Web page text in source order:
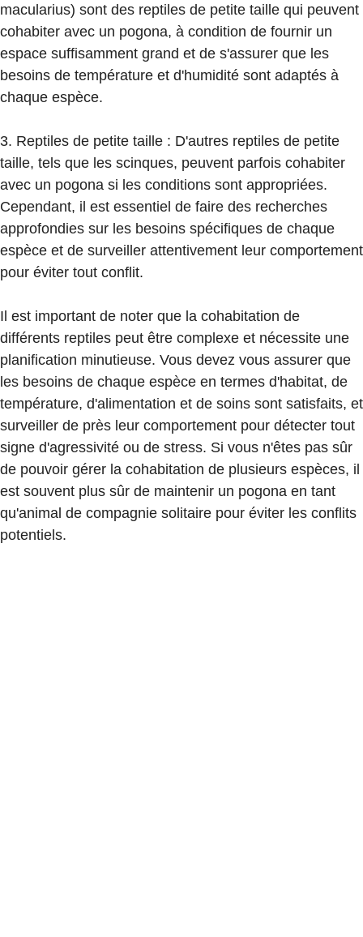
macularius) sont des reptiles de petite taille qui peuvent
cohabiter avec un pogona, à condition de fournir un
espace suffisamment grand et de s'assurer que les
besoins de température et d'humidité sont adaptés à
chaque espèce.
3. Reptiles de petite taille : D'autres reptiles de petite
taille, tels que les scinques, peuvent parfois cohabiter
avec un pogona si les conditions sont appropriées.
Cependant, il est essentiel de faire des recherches
approfondies sur les besoins spécifiques de chaque
espèce et de surveiller attentivement leur comportement
pour éviter tout conflit.
Il est important de noter que la cohabitation de
différents reptiles peut être complexe et nécessite une
planification minutieuse. Vous devez vous assurer que
les besoins de chaque espèce en termes d'habitat, de
température, d'alimentation et de soins sont satisfaits, et
surveiller de près leur comportement pour détecter tout
signe d'agressivité ou de stress. Si vous n'êtes pas sûr
de pouvoir gérer la cohabitation de plusieurs espèces, il
est souvent plus sûr de maintenir un pogona en tant
qu'animal de compagnie solitaire pour éviter les conflits
potentiels.